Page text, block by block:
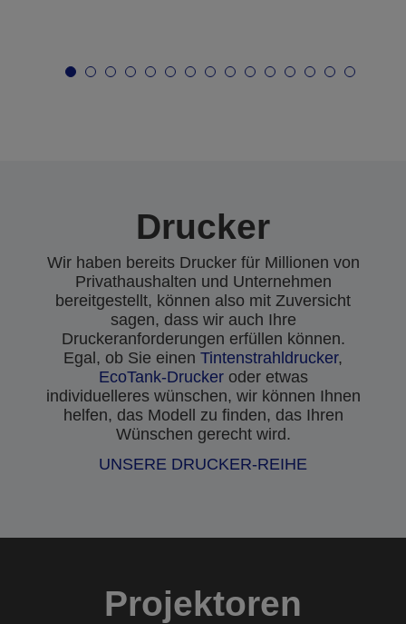
Drucker
Wir haben bereits Drucker für Millionen von
Privathaushalten und Unternehmen
bereitgestellt, können also mit Zuversicht
sagen, dass wir auch Ihre
Druckeranforderungen erfüllen können.
Egal, ob Sie einen Tintenstrahldrucker,
EcoTank-Druckeroder etwas
individuelleres wünschen, wir können Ihnen
helfen, das Modell zu finden, das Ihren
Wünschen gerecht wird.
UNSERE DRUCKER-REIHE
Projektoren